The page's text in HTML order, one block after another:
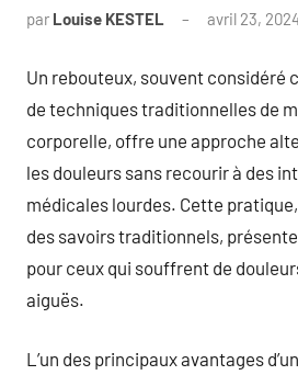
par Louise KESTEL avril 23,
Un rebouteux, souvent considéré
de techniques traditionnelles de
corporelle, offre une approche
les douleurs sans recourir à des
médicales lourdes. Cette
des savoirs traditionnels,
pour ceux qui souffrent de
aiguës.
L’un des principaux avantages